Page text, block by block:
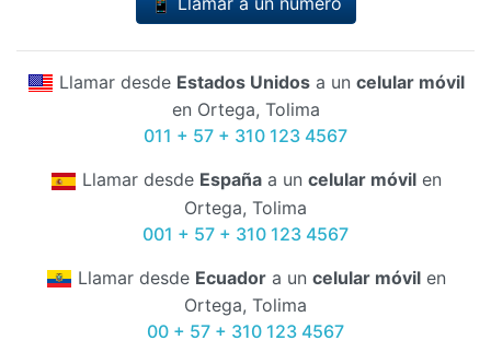
Llamar desde Estados Unidosa un celular móvil
en Ortega, Tolima
011 + 57 + 310 123 4567
Llamar desde Españaa un celular móvilen
Ortega, Tolima
001 + 57 + 310 123 4567
Llamar desde Ecuadora un celular móvilen
Ortega, Tolima
00 + 57 + 310 123 4567